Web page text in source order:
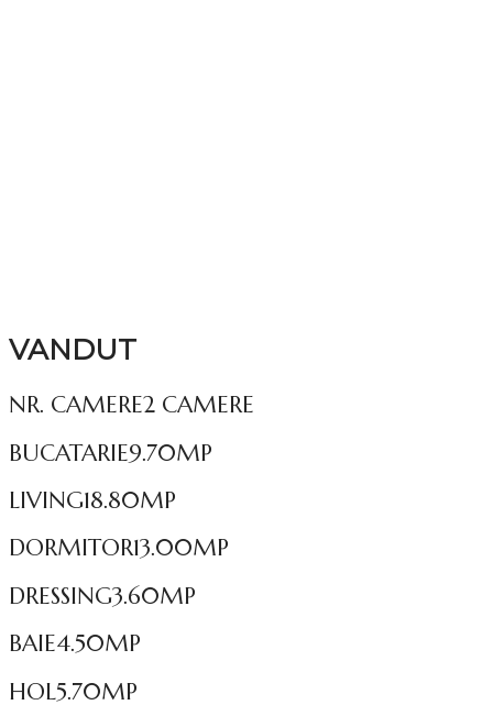
VANDUT
NR. CAMERE2 CAMERE
BUCATARIE9.70MP
LIVING18.80MP
DORMITOR13.00MP
DRESSING3.60MP
BAIE4.50MP
HOL5.70MP